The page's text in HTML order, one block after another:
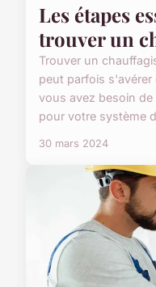
Les étapes
trouver un
Trouver un
peut parfois
vous avez besoin de
pour votre système
30 mars 2024